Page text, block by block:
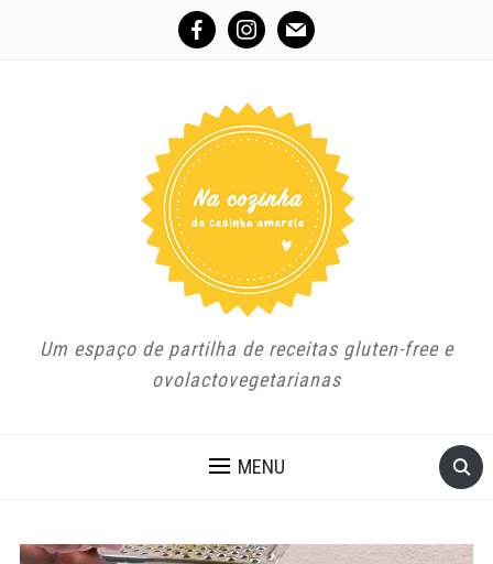
facebookinstagrammail
Um espaço de partilha de receitas gluten-free e
ovolactovegetarianas
MENU